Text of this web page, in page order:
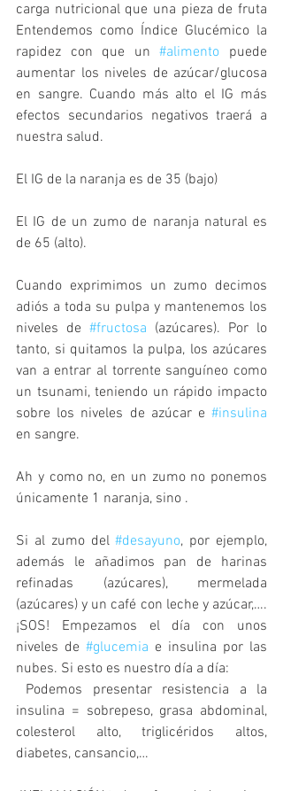
carga nutricional que una pieza de fruta
Entendemos como Índice Glucémico la
rapidez con que un #alimento puede
aumentar los niveles de azúcar/glucosa
en sangre. Cuando más alto el IG más
efectos secundarios negativos traerá a
nuestra salud.
El IG de la naranja es de 35 (bajo)
El IG de un zumo de naranja natural es
de 65 (alto).
Cuando exprimimos un zumo decimos
adiós a toda su pulpa y mantenemos los
niveles de #fructosa (azúcares). Por lo
tanto, si quitamos la pulpa, los azúcares
van a entrar al torrente sanguíneo como
un tsunami, teniendo un rápido impacto
sobre los niveles de azúcar e #insulina
en sangre.
Ah y como no, en un zumo no ponemos
únicamente 1 naranja, sino .
Si al zumo del #desayuno, por ejemplo,
además le añadimos pan de harinas
refinadas (azúcares), mermelada
(azúcares) y un café con leche y azúcar,….
¡SOS! Empezamos el día con unos
niveles de #glucemia e insulina por las
nubes. Si esto es nuestro día a día:
insulina = sobrepeso, grasa abdominal,
colesterol alto, triglicéridos altos,
diabetes, cansancio,…